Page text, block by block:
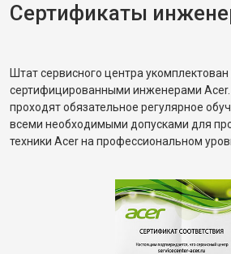
Сертификаты
Штат сервисного центра
сертифицированными инженерами
проходят обязательное регулярное
всеми необходимыми допусками для
техники Acer на профессиональном